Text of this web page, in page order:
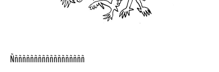
Ñññññññññññññññññññ